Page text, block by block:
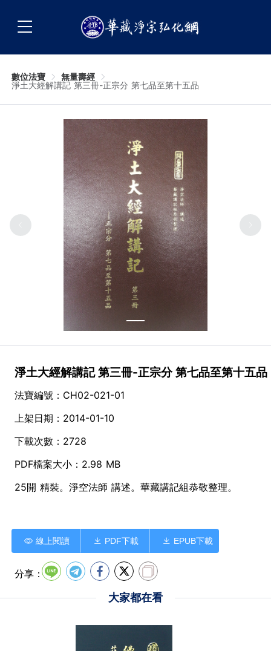
數位法寶
無量壽經
淨土大經解講記 第三冊-正宗分 第七品至第十五品
淨土大經解講記 第三冊-正宗分 第七品至第十五品
法寶編號：CH02-021-01
上架日期：2014-01-10
下載次數：2728
PDF檔案大小：2.98 MB
25開 精裝。淨空法師 講述。華藏講記組恭敬整理。
線上閱讀 PDF下載 EPUB下載
分享：
大家都在看